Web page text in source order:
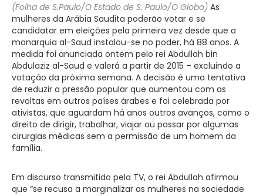
(Folha de S.Paulo/O Estado de S. Paulo/O Globo) As
mulheres da Arábia Saudita poderão votar e se
candidatar em eleições pela primeira vez desde que a
monarquia al-Saud instalou-se no poder, há 88 anos. A
medida foi anunciada ontem pelo rei Abdullah bin
Abdulaziz al-Saud e valerá a partir de 2015 – excluindo a
votação da próxima semana. A decisão é uma tentativa
de reduzir a pressão popular que aumentou com as
revoltas em outros países árabes e foi celebrada por
ativistas, que aguardam há anos outros avanços, como o
direito de dirigir, trabalhar, viajar ou passar por algumas
cirurgias médicas sem a permissão de um homem da
família.
Em discurso transmitido pela TV, o rei Abdullah afirmou
que “se recusa a marginalizar as mulheres na sociedade